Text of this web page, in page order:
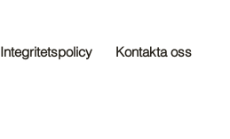
Integritetspolicy Kontakta oss